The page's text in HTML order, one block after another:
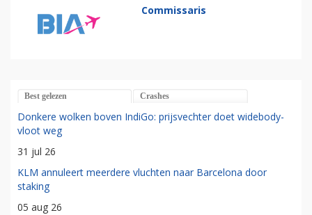
Commissaris
Best gelezen Crashes
Donkere wolken boven IndiGo: prijsvechter doet widebody-
vloot weg
31 jul 26
KLM annuleert meerdere vluchten naar Barcelona door
staking
05 aug 26